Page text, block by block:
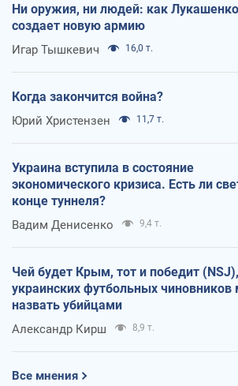
Ни оружия, ни людей: как Лукашенко
создает новую армию
Игар Тышкевич 16,0 т.
Когда закончится война?
Юрий Христензен 11,7 т.
Украина вступила в состояние
экономического кризиса. Есть ли
конце туннеля?
Вадим Денисенко 9,4 т.
Чей будет Крым, тот и победит
украинских футбольных чиновников
назвать убийцами
Александр Кирш 8,9 т.
Все мнения